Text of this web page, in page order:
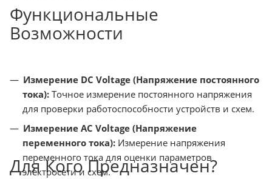
Функциональные
Возможности
Измерение DC Voltage (Напряжение постоянного
тока): Точное измерение постоянного напряжения
для проверки работоспособности устройств и схем.
Измерение AC Voltage (Напряжение
переменного тока): Измерение напряжения
переменного тока для оценки параметров
электросети и схем.
Для Кого Предназначен?